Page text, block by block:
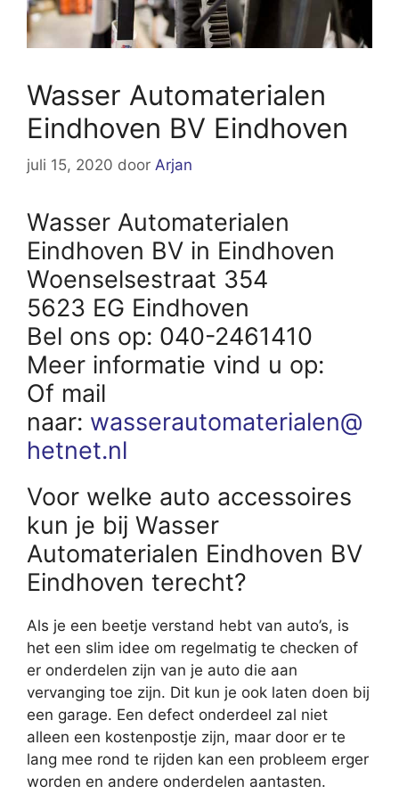
Wasser Automaterialen
Eindhoven BV Eindhoven
juli 15, 2020 door Arjan
Wasser Automaterialen
Eindhoven BV in Eindhoven
Woenselsestraat 354
5623 EG Eindhoven
Bel ons op: 040-2461410
Meer informatie vind u op:
Of mail
naar: wasserautomaterialen@
hetnet.nl
Voor welke auto accessoires
kun je bij Wasser
Automaterialen Eindhoven BV
Eindhoven terecht?
Als je een beetje verstand hebt van auto’s, is
het een slim idee om regelmatig te checken of
er onderdelen zijn van je auto die aan
vervanging toe zijn. Dit kun je ook laten doen bij
een garage. Een defect onderdeel zal niet
alleen een kostenpostje zijn, maar door er te
lang mee rond te rijden kan een probleem erger
worden en andere onderdelen aantasten.